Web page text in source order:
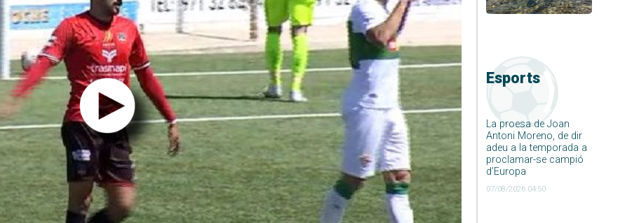
Esports
La proesa de Joan
Antoni Moreno, de dir
adeu a la temporada a
proclamar-se campió
d’Europa
07/08/2026 04:50